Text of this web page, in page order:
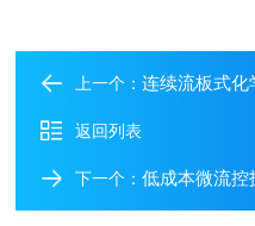
上一个：连续流板式化学
返回列表
下一个：低成本微流控技